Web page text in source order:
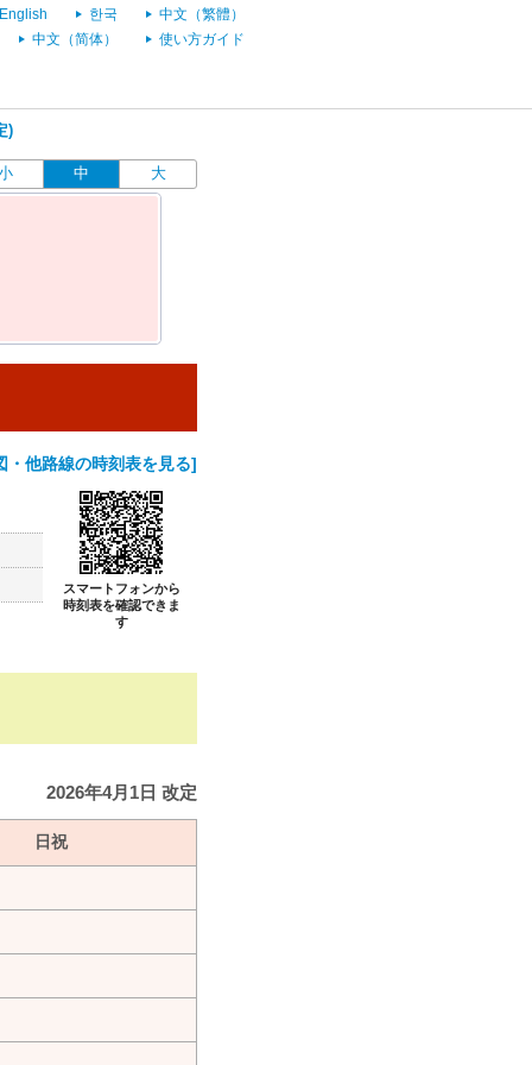
English 한국
中文（繁體）
中文（简体）
使い方ガイド
)
中 大
・他路線の時刻表を見る]
スマートフォンから
時刻表を確認できま
す
2026年4月1日 改定
日祝